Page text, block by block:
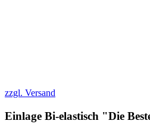
zzgl. Versand
Einlage Bi-elastisch "Die